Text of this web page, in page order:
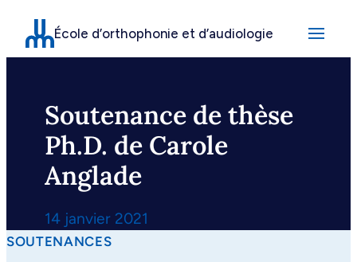
Aller
contenu
École d’orthophonie et d’audiologie
Soutenance de thèse
Ph.D. de Carole
Anglade
14 janvier 2021
SOUTENANCES